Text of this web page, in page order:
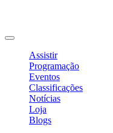
Assistir
Programação
Eventos
Classificações
Notícias
Loja
Blogs